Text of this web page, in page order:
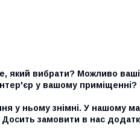
який вибрати? Можливо
у вашому
у ньому знімні. У нашому
замовити в нас